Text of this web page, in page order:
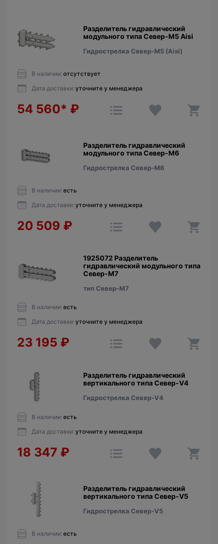
Разделитель гидравлический
модульного типа Север-М5 Aisi
Гидрострелка Север-М5 (Aisi)
В наличии: отсутствует
Дата доставки: уточните у менеджера
54 560* ₽
Разделитель гидравлический
модульного типа Север-М6
Гидрострелка Север-М6
В наличии: есть
Дата доставки: уточните у менеджера
20 509 ₽
1925072 Разделитель
гидравлический модульного типа
Север-М7
тип Север-М7
В наличии: есть
Дата доставки: уточните у менеджера
23 195 ₽
Разделитель гидравлический
вертикального типа Север-V4
Гидрострелка Север-V4
В наличии: есть
Дата доставки: уточните у менеджера
18 347 ₽
Разделитель гидравлический
вертикального типа Север-V5
Гидрострелка Север-V5
В наличии: есть